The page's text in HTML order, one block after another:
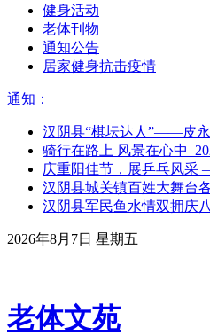
健身活动
老体刊物
通知公告
居家健身抗击疫情
通知：
汉阴县“棋坛达人”——皮永
骑行在路上 风景在心中
庆重阳佳节，展乒乓风采
汉阴县城关镇百姓大舞台
汉阴县军民鱼水情双拥庆
2026年8月7日 星期五
老体文苑